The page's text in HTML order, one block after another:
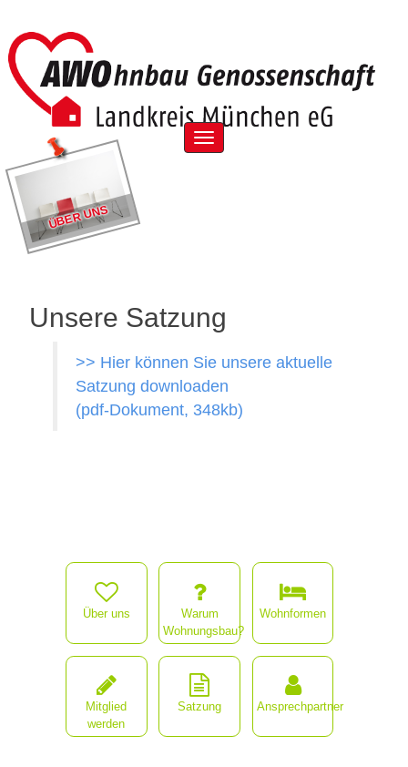
content
Menu
ÜBER UNS
Unsere Satzung
>> Hier können Sie unsere aktuelle
Satzung downloaden
(pdf-Dokument, 348kb)
Über uns
Warum
Wohnungsbau?
Wohnformen
Mitglied
werden
Satzung Ansprechpartner